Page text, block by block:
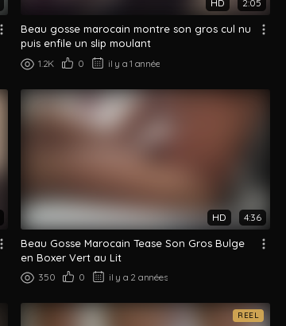
HD 2:05
Beau gosse marocain montre son gros cul nu
puis enfile un slip moulant
1.2K 0 il y a 1 année
HD 4:36
Beau Gosse Marocain Tease Son Gros Bulge
en Boxer Vert au Lit
350 0 il y a 2 années
REEL